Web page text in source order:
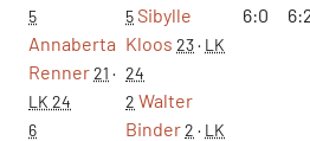
5
Annaberta
Renner21 ·
LK 24
6
5Sibylle
Kloos 23· LK
24
2 Walter
Binder2 · LK
6:0